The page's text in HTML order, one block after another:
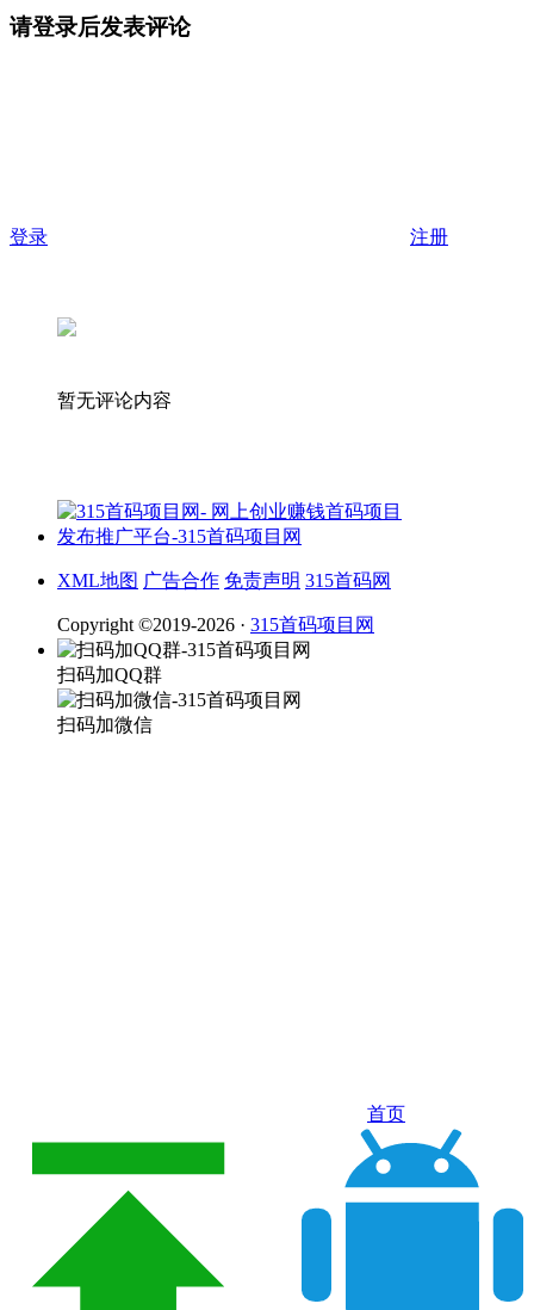
请登录后发表评论
登录 注册
暂无评论内容
XML地图 广告合作 免责声明 315首码网
Copyright ©2019-2026 · 315首码项目网
扫码加QQ群
扫码加微信
首页